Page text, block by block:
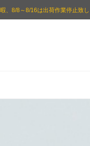
、8/8～8/16は出荷作業停止致